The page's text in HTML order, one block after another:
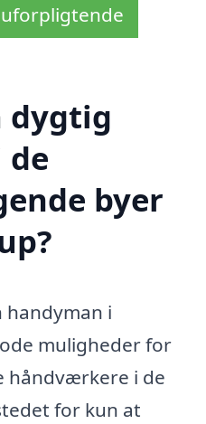
dygtig
de
byer
handyman i
muligheder for
håndværkere i de
for kun at